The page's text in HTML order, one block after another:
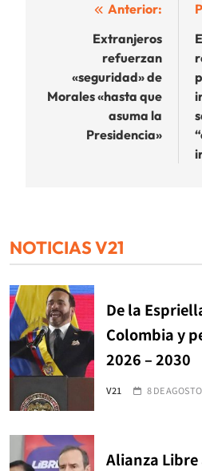
Navegación
entradas
Anterior:
Extranjeros
refuerzan
«seguridad» de
Morales «hasta que
asuma la
Presidencia»
NOTICIAS V21
De la
Colombia y
2026 – 2030
V21 8 DE
Alianza Libre